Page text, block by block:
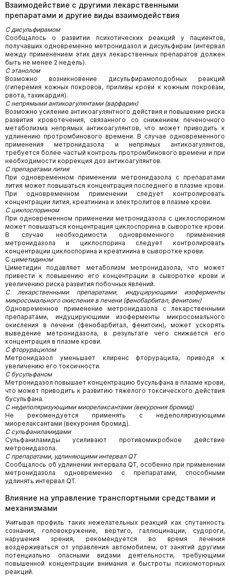
Взаимодействие с другими лекарственными
препаратами и другие виды взаимодействия
С дисульфирамом
Сообщалось о развитии психотических реакций у пациентов,
получавших одновременно метронидазол и дисульфирам (интервал
между применением этих двух лекарственных препаратов должен
быть не менее 2 недель).
С этанолом
Возможно возникновение дисульфирамоподобных реакций
(гиперемия кожных покровов, приливы крови к кожным покровам,
рвота, тахикардия).
С непрямыми антикоагулянтами (варфарин)
Возможно усиление антикоагулянтного действия и повышение риска
развития кровотечения, связанного со снижением печеночного
метаболизма непрямых антикоагулянтов, что может приводить к
удлинению протромбинового времени. В случае одновременного
применения метронидазола и непрямых антикоагулянтов,
требуется более частый контроль протромбинового времени и при
необходимости коррекция доз антикоагулянтов.
С препаратами лития
При одновременном применении метронидазола с препаратами
лития может повышаться концентрация последнего в плазме крови.
При одновременном применении следует контролировать
концентрации лития, креатинина и электролитов в плазме крови.
С циклоспорином
При одновременном применении метронидазола с циклоспорином
может повышаться концентрация циклоспорина в сыворотке крови.
В случае необходимости одновременного применения
метронидазола и циклоспорина следует контролировать
концентрации циклоспорина и креатинина в сыворотке крови.
С циметидином
Циметидин подавляет метаболизм метронидазола, что может
привести к повышению его концентрации в сыворотке крови и
увеличению риска развития побочных явлений.
С лекарственными препаратами, индуцирующими изоферменты
микросомального окисления в печени (фенобарбитал, фенитоин)
Одновременное применение метронидазола с лекарственными
препаратами, индуцирующими изоферменты микросомального
окисления в печени (фенобарбитал, фенитоин), может ускорять
выведение метронидазола, в результате чего снижается его
концентрация в плазме крови.
С фторурацилом
Метронидазол уменьшает клиренс фторурацила, приводя к
увеличению его токсичности.
С бусульфаном
Метронидазол повышает концентрацию бусульфана в плазме крови,
что может приводить к развитию тяжелого токсического действия
бусульфана.
С недеполяризующими миорелаксантами (векурония бромид)
Не рекомендуется применять с недеполяризующими
миорелаксантами (векурония бромид).
С сульфаниламидами
Сульфаниламиды усиливают противомикробное действие
метронидазола.
С препаратами, удлиняющими интервал QT
Сообщалось об удлинении интервала QT, особенно при применении
метронидазола одновременно с препаратами, способными
удлинять интервал QT.
Влияние на управление транспортными средствами и
механизмами
Учитывая профиль таких нежелательных реакций как спутанность
сознания, головокружение, вертиго, галлюцинации, судороги,
нарушения зрения, рекомендуется во время лечения
воздерживаться от управления автомобилем, от занятий другими
потенциально опасными видами деятельности, требующими
повышенной концентрации внимания и быстроты психомоторных
реакций.